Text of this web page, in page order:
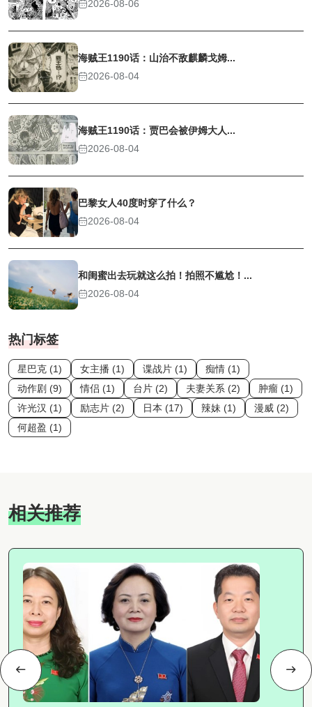
2026-08-06
海贼王1190话：山治不敌麒麟戈姆...
2026-08-04
海贼王1190话：贾巴会被伊姆大人...
2026-08-04
巴黎女人40度时穿了什么？
2026-08-04
和闺蜜出去玩就这么拍！拍照不尴尬！...
2026-08-04
热门标签
星巴克 (1) 女主播 (1) 谍战片 (1)
痴情 (1)
动作剧 (9)
情侣 (1) 台片 (2) 夫妻关系 (2)
肿瘤 (1)
许光汉 (1)
励志片 (2) 日本 (17) 辣妹 (1)
漫威 (2)
何超盈 (1)
相关推荐